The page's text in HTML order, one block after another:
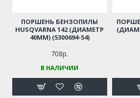
ПОРШЕНЬ БЕНЗОПИЛЫ
HUSQVARNA 142 (ДИАМЕТР
40ММ) (5300694-54)
708р.
В НАЛИЧИИ